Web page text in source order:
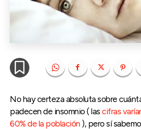
No hay certeza absoluta sobre
padecen de insomnio ( las cifras
60% de la población ), pero sí